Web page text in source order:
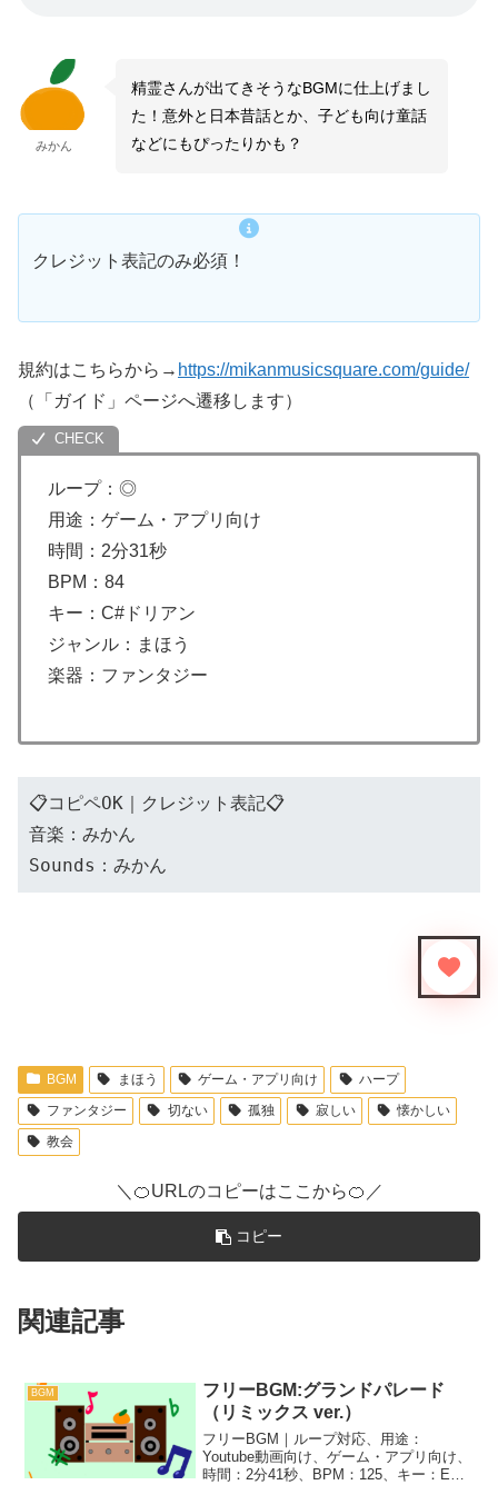
みかん
精霊さんが出てきそうなBGMに仕上げまし
た！意外と日本昔話とか、子ども向け童話
などにもぴったりかも？
クレジット表記のみ必須！
規約はこちらから→ https://mikanmusicsquare.com/guide/
（「ガイド」ページへ遷移します）
ループ：◎
用途：ゲーム・アプリ向け
時間：2分31秒
BPM：84
キー：C#ドリアン
ジャンル：まほう
楽器：ファンタジー
📋コピペOK｜クレジット表記📋
音楽：みかん
Sounds：みかん
BGM まほう ゲーム・アプリ向け
ハープ
ファンタジー
切ない 孤独 寂しい
懐かしい
教会
＼🍊URLのコピーはここから🍊／
コピー
関連記事
BGM
フリーBGM:グランドパレード
（リミックス ver.）
フリーBGM｜ループ対応、用途：
Youtube動画向け、ゲーム・アプリ向け、
時間：2分41秒、BPM：125、キー：E、